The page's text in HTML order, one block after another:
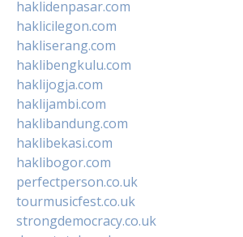
haklidenpasar.com
haklicilegon.com
hakliserang.com
haklibengkulu.com
haklijogja.com
haklijambi.com
haklibandung.com
haklibekasi.com
haklibogor.com
perfectperson.co.uk
tourmusicfest.co.uk
strongdemocracy.co.uk